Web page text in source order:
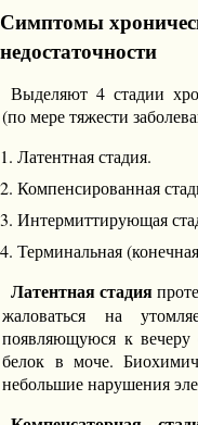
Симптомы
недостаточности
Выделяют 4 стадии
(по мере тяжести
Латентная стадия.
Компенсированная
Интермиттирующая
Терминальная
Латентная стадия
жаловаться на
появляющуюся к вечеру
белок в моче.
небольшие нарушения